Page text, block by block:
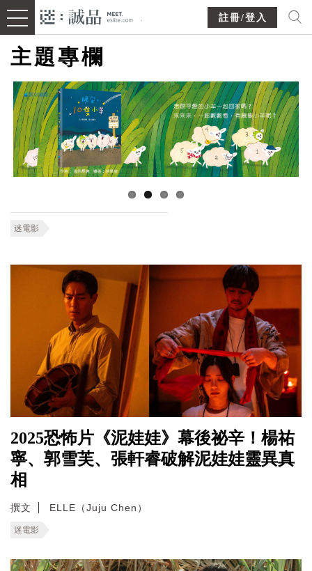
註冊/登入
主題專欄
迷電影
2025恐怖片《泥娃娃》幕後祕辛！楊祐
寧、郭雪芙、張軒睿破解泥娃娃靈異真
相
撰文 ELLE（Juju Chen）
迷電影